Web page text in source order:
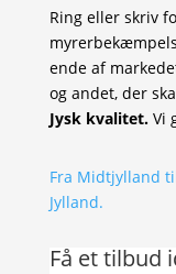
Ring eller skriv
ende af
og andet, der
Jysk kvalitet.Vi
Fra Midtjylland
Jylland.
Få et tilbud